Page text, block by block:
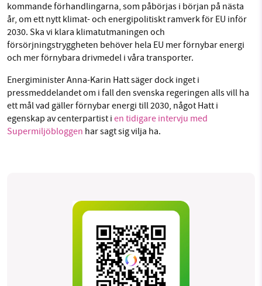
kommande förhandlingarna, som påbörjas i början på nästa
år, om ett nytt klimat- och energipolitiskt ramverk för EU inför
2030. Ska vi klara klimatutmaningen och
försörjningstryggheten behöver hela EU mer förnybar energi
och mer förnybara drivmedel i våra transporter.
Energiminister Anna-Karin Hatt säger dock inget i
pressmeddelandet om i fall den svenska regeringen alls vill ha
ett mål vad gäller förnybar energi till 2030, något Hatt i
egenskap av centerpartist i en tidigare intervju med
Supermiljöbloggen har sagt sig vilja ha.